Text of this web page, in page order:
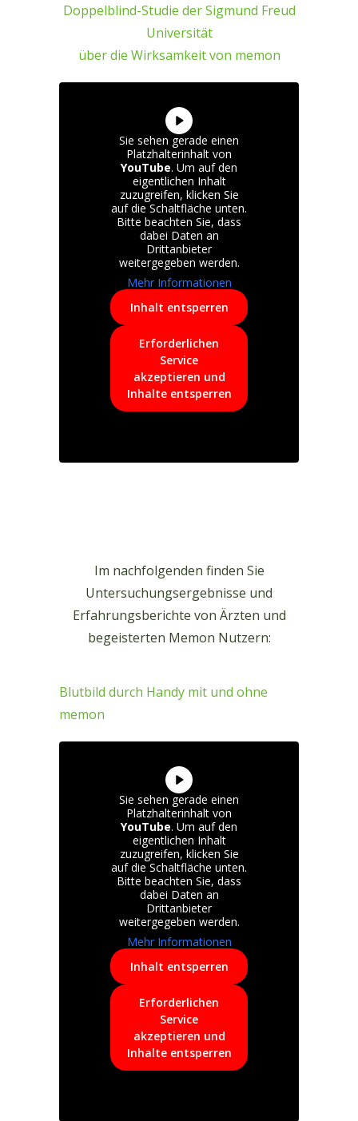
Doppelblind-Studie der Sigmund Freud
Universität
über die Wirksamkeit von memon
Sie sehen gerade einen
Platzhalterinhalt von
YouTube. Um auf den
eigentlichen Inhalt
zuzugreifen, klicken Sie
auf die Schaltfläche unten.
Bitte beachten Sie, dass
dabei Daten an
Drittanbieter
weitergegeben werden.
Mehr Informationen
Inhalt entsperren
Erforderlichen
Service
akzeptieren und
Inhalte entsperren
Im nachfolgenden finden Sie
Untersuchungsergebnisse und
Erfahrungsberichte von Ärzten und
begeisterten Memon Nutzern:
Blutbild durch Handy mit und ohne
memon
Sie sehen gerade einen
Platzhalterinhalt von
YouTube. Um auf den
eigentlichen Inhalt
zuzugreifen, klicken Sie
auf die Schaltfläche unten.
Bitte beachten Sie, dass
dabei Daten an
Drittanbieter
weitergegeben werden.
Mehr Informationen
Inhalt entsperren
Erforderlichen
Service
akzeptieren und
Inhalte entsperren